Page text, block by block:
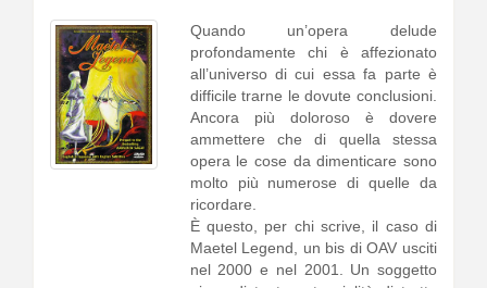
Quando un’opera delude
profondamente chi è affezionato
all’universo di cui essa fa parte è
difficile trarne le dovute conclusioni.
Ancora più doloroso è dovere
ammettere che di quella stessa
opera le cose da dimenticare sono
molto più numerose di quelle da
ricordare.
È questo, per chi scrive, il caso di
Maetel Legend, un bis di OAV usciti
nel 2000 e nel 2001. Un soggetto